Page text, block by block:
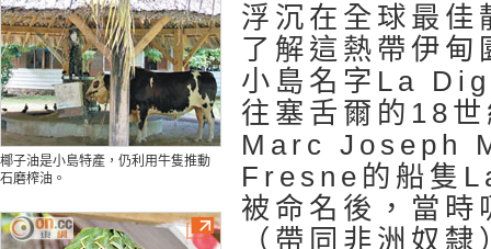
椰子油是小島特產，仍利用牛隻推動
石磨榨油。
浮沉在全球最佳
了解這熱帶伊
小島名字La
往塞舌爾的18
Marc Joseph
Fresne的船隻
被命名後，當時
（帶同非洲奴